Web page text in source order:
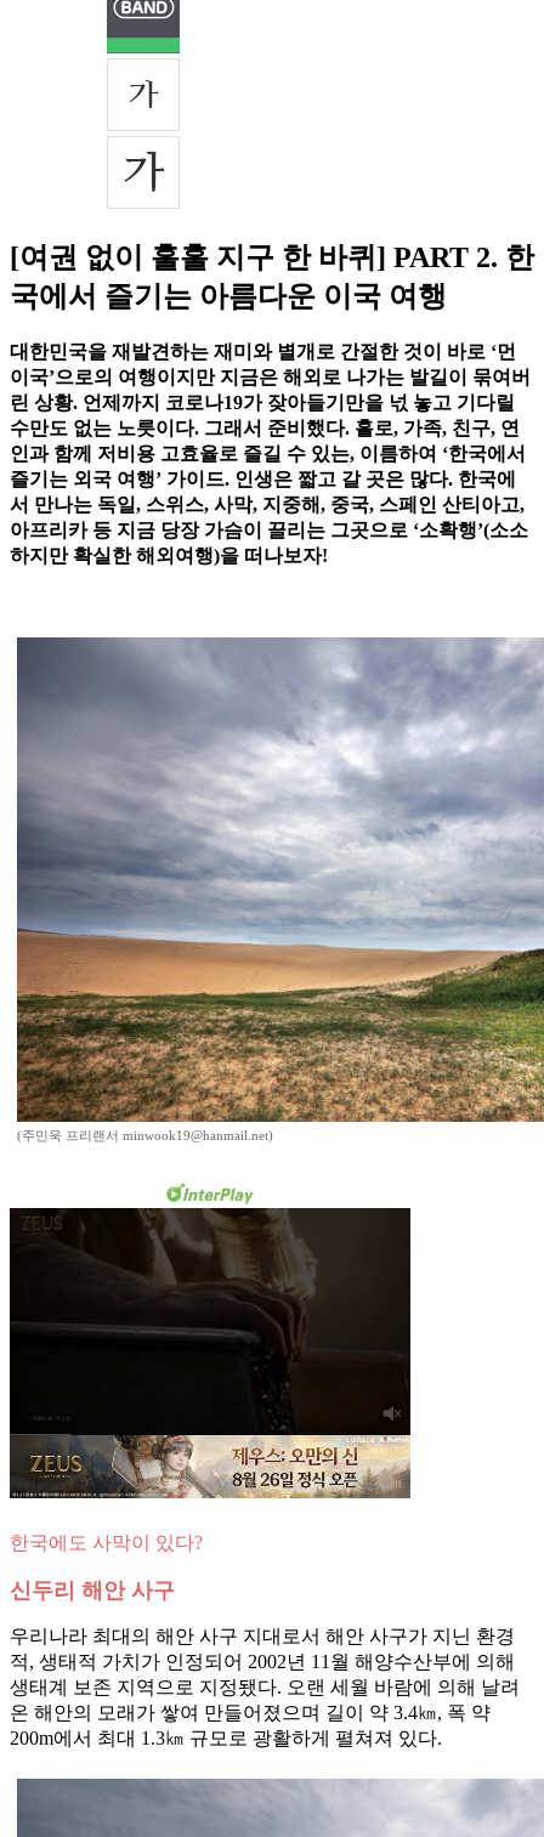
[여권 없이 훌훌 지구 한 바퀴] PART 2. 한
국에서 즐기는 아름다운 이국 여행
대한민국을 재발견하는 재미와 별개로 간절한 것이 바로 ‘먼
이국’으로의 여행이지만 지금은 해외로 나가는 발길이 묶여버
린 상황. 언제까지 코로나19가 잦아들기만을 넋 놓고 기다릴
수만도 없는 노릇이다. 그래서 준비했다. 홀로, 가족, 친구, 연
인과 함께 저비용 고효율로 즐길 수 있는, 이름하여 ‘한국에서
즐기는 외국 여행’ 가이드. 인생은 짧고 갈 곳은 많다. 한국에
서 만나는 독일, 스위스, 사막, 지중해, 중국, 스페인 산티아고,
아프리카 등 지금 당장 가슴이 끌리는 그곳으로 ‘소확행’(소소
하지만 확실한 해외여행)을 떠나보자!
(주민욱 프리랜서 minwook19@hanmail.net)
한국에도 사막이 있다?
신두리 해안 사구
우리나라 최대의 해안 사구 지대로서 해안 사구가 지닌 환경
적, 생태적 가치가 인정되어 2002년 11월 해양수산부에 의해
생태계 보존 지역으로 지정됐다. 오랜 세월 바람에 의해 날려
온 해안의 모래가 쌓여 만들어졌으며 길이 약 3.4㎞, 폭 약
200m에서 최대 1.3㎞ 규모로 광활하게 펼쳐져 있다.